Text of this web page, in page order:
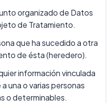
organizado de Datos
de Tratamiento.
que ha sucedido a otra
de ésta (heredero).
información vinculada
una o varias personas
o determinables.